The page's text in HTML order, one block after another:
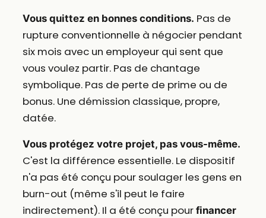
Vous quittez en bonnes conditions. Pas de
rupture conventionnelle à négocier pendant
six mois avec un employeur qui sent que
vous voulez partir. Pas de chantage
symbolique. Pas de perte de prime ou de
bonus. Une démission classique, propre,
datée.
Vous protégez votre projet, pas vous-même.
C'est la différence essentielle. Le dispositif
n'a pas été conçu pour soulager les gens en
burn-out (même s'il peut le faire
indirectement). Il a été conçu pour financer